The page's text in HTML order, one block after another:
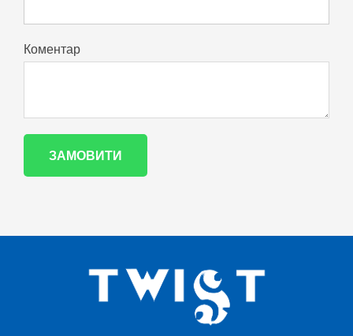
Коментар